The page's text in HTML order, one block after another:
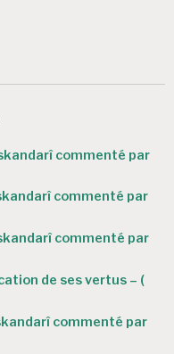
commenté par
commenté par
commenté par
de ses vertus – (
commenté par